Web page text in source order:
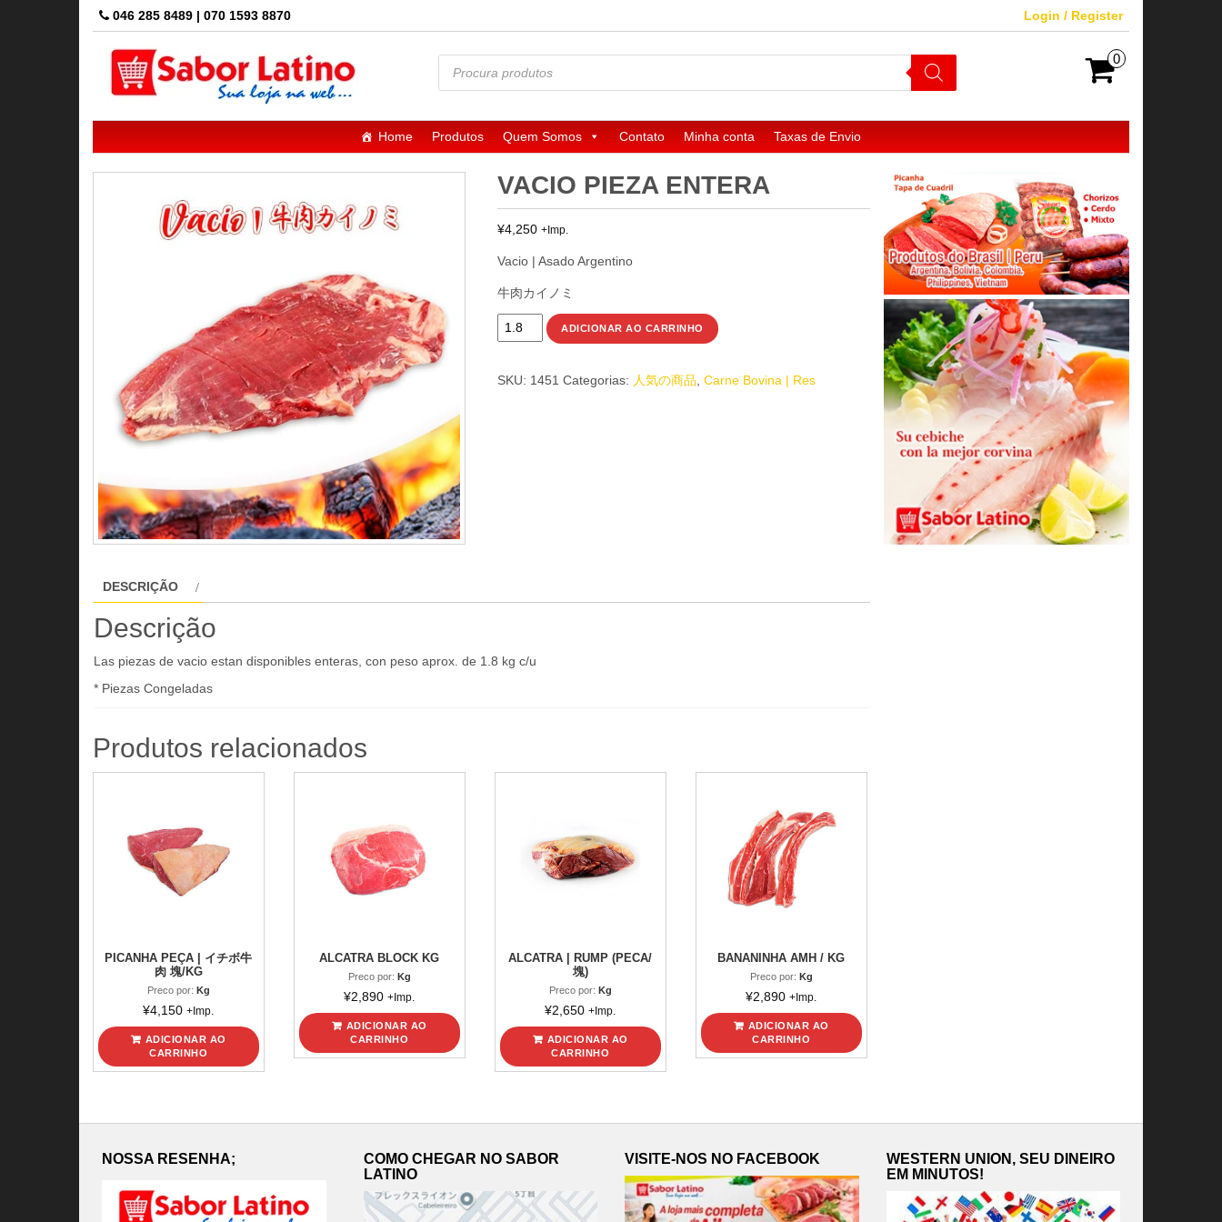
046 285 8489 | 070 1593 8870 Login / Register
0
Pesquisar
produtos
Home Produtos Quem Somos Contato Minha conta Taxas de Envio
VACIO PIEZA ENTERA
¥4,250 +Imp.
Vacio | Asado Argentino
牛肉カイノミ
VACIO
PIEZA
ADICIONAR AO CARRINHO
SKU: 1451 Categorias: 人気の商品 Carne Bovina | Res
DESCRIÇÃO
Descrição
Las piezas de vacio estan disponibles enteras, con peso aprox. de 1.8 kg c/u
* Piezas Congeladas
Produtos relacionados
PICANHA PEÇA | イチボ牛
肉 塊/KG
Preco por: Kg
¥4,150 +Imp.
ADICIONAR AO
CARRINHO
ALCATRA BLOCK KG
Preco por: Kg
¥2,890 +Imp.
ADICIONAR AO
CARRINHO
ALCATRA | RUMP (PECA/
塊)
Preco por: Kg
¥2,650 +Imp.
ADICIONAR AO
CARRINHO
BANANINHA AMH / KG
Preco por: Kg
¥2,890 +Imp.
ADICIONAR AO
CARRINHO
NOSSA RESENHA;
COMO CHEGAR NO SABOR
LATINO
VISITE-NOS NO FACEBOOK
WESTERN UNION, SEU DINEIRO
EM MINUTOS!